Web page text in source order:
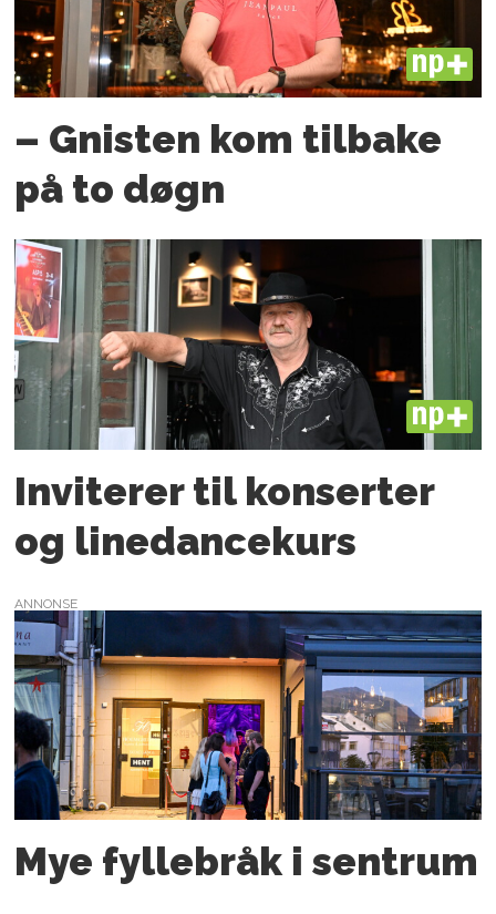
PLUS
– Gnisten kom tilbake
på to døgn
PLUS
Inviterer til konserter
og linedancekurs
ANNONSE
Mye fyllebråk i sentrum